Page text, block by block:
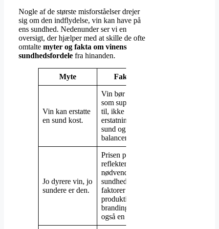
Nogle af de største misforståelser drejer
sig om den indflydelse, vin kan have på
ens sundhed. Nedenunder ser vi en
oversigt, der hjælper med at skille de ofte
omtalte myter og fakta om vinens
sundhedsfordele fra hinanden.
Myte Faktum
Vin kan erstatte
en sund kost.
Vin bør nydes
som supplement
til, ikke en
erstatning for, en
sund og
balanceret kost.
Jo dyrere vin, jo
sundere er den.
Prisen på vin
reflekterer ikke
nødvendigvis
sundhedsværdi;
faktorer som
produktion og
branding spiller
også en rolle.